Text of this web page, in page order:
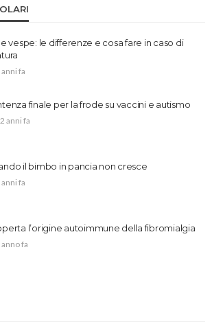
vespe: le differenze e cosa fare in caso di
anni fa
finale per la frode su vaccini e autismo
anni fa
il bimbo in pancia non cresce
anni fa
l’origine autoimmune della fibromialgia
anno fa